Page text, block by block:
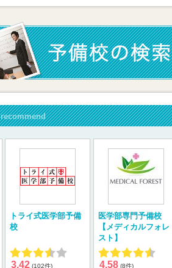
recommend
トライ式医学部予備
校
3.42 (102件)
医学部専門予備校
【メディカルフォレ
スト】
4.58 (8件)